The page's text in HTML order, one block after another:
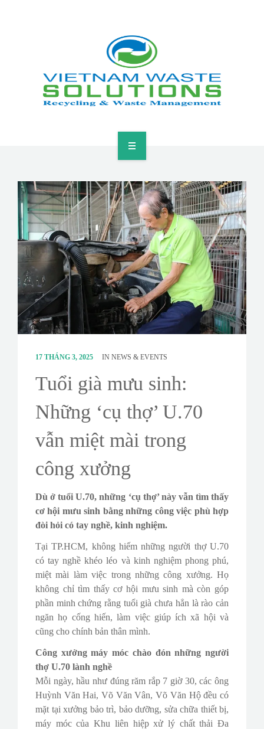
ABOUT
GREEN SOLUTIONS
NEWS & EVENTS
CONTACT
SURVEY
17 THÁNG 3, 2025 IN NEWS & EVENTS
Tuổi già mưu sinh:
Những ‘cụ thợ’ U.70
vẫn miệt mài trong
công xưởng
Dù ở tuổi U.70, những ‘cụ thợ’ này vẫn tìm thấy
cơ hội mưu sinh bằng những công việc phù hợp
đòi hỏi có tay nghề, kinh nghiệm.
Tại TP.HCM, không hiếm những người thợ U.70
có tay nghề khéo léo và kinh nghiệm phong phú,
miệt mài làm việc trong những công xưởng. Họ
không chỉ tìm thấy cơ hội mưu sinh mà còn góp
phần minh chứng rằng tuổi già chưa hẳn là rào cản
ngăn họ cống hiến, làm việc giúp ích xã hội và
cũng cho chính bản thân mình.
Công xưởng máy móc chào đón những người
thợ U.70 lành nghề
Mỗi ngày, hầu như đúng răm rắp 7 giờ 30, các ông
Huỳnh Văn Hai, Võ Văn Vân, Võ Văn Hộ đều có
mặt tại xưởng bảo trì, bảo dưỡng, sửa chữa thiết bị,
máy móc của Khu liên hiệp xử lý chất thải Đa